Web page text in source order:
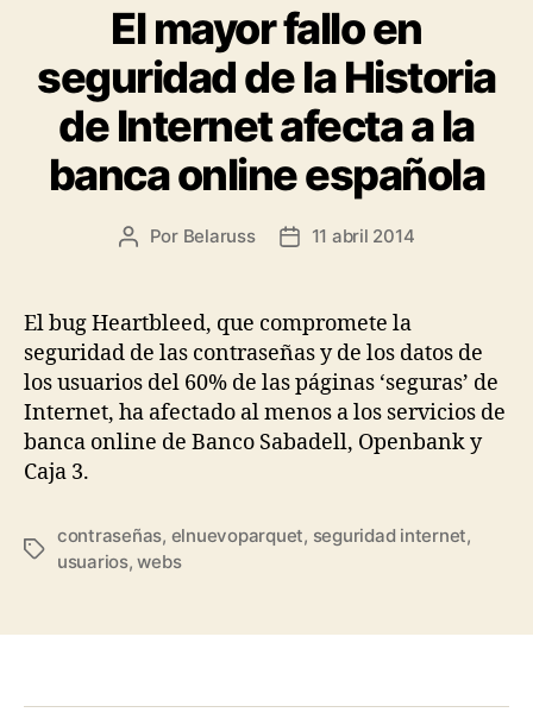
El mayor fallo en
seguridad de la Historia
de Internet afecta a la
banca online española
Autor
entrada
Por Belaruss
Fecha
entrada
11 abril 2014
El bug Heartbleed, que compromete la
seguridad de las contraseñas y de los datos de
los usuarios del 60% de las páginas ‘seguras’ de
Internet, ha afectado al menos a los servicios de
banca online de Banco Sabadell, Openbank y
Caja 3.
Etiquetas
contraseñas, elnuevoparquet, seguridad internet,
usuarios,webs